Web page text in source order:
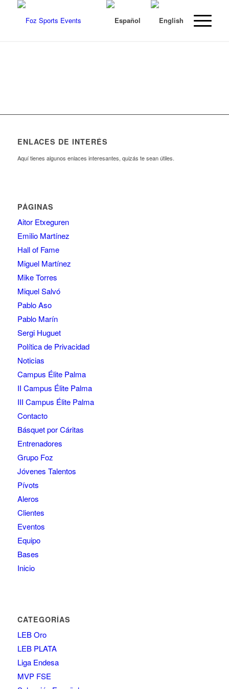
ENLACES DE INTERÉS
Aquí tienes algunos enlaces interesantes, quizás te sean útiles.
PÁGINAS
Aitor Etxeguren
Emilio Martínez
Hall of Fame
Miguel Martínez
Mike Torres
Miquel Salvó
Pablo Aso
Pablo Marín
Sergi Huguet
Política de Privacidad
Noticias
Campus Élite Palma
II Campus Élite Palma
III Campus Élite Palma
Contacto
Básquet por Cáritas
Entrenadores
Grupo Foz
Jóvenes Talentos
Pívots
Aleros
Clientes
Eventos
Equipo
Bases
Inicio
CATEGORÍAS
LEB Oro
LEB PLATA
Liga Endesa
MVP FSE